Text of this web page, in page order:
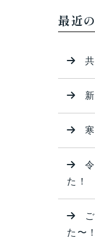
最近
た！
た〜！